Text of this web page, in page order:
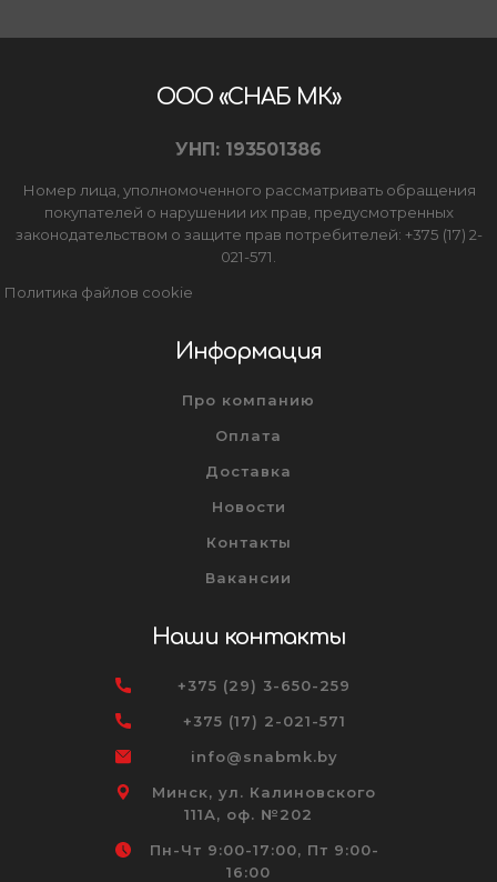
ООО «СНАБ МК»
УНП: 193501386
Номер лица, уполномоченного рассматривать обращения
покупателей о нарушении их прав, предусмотренных
законодательством о защите прав потребителей: +375 (17) 2-
021-571.
Политика файлов cookie
Информация
Про компанию
Оплата
Доставка
Новости
Контакты
Вакансии
Наши контакты
+375 (29) 3-650-259
+375 (17) 2-021-571
info@snabmk.by
Минск, ул. Калиновского
111А, оф. №202
Пн-Чт 9:00-17:00, Пт 9:00-
16:00